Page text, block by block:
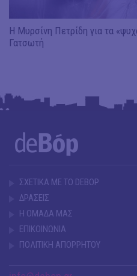
Η Μυρσίνη Πετρίδη για τα
Γατσωτή
ΣΧΕΤΙΚΑ ΜΕ ΤΟ DEBOP
ΔΡΑΣΕΙΣ
Η ΟΜΑΔΑ ΜΑΣ
ΕΠΙΚΟΙΝΩΝΙΑ
ΠΟΛΙΤΙΚΗ ΑΠΟΡΡΗΤΟΥ